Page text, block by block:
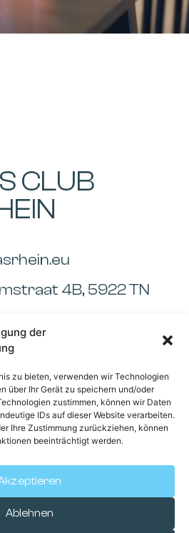
der
zu bieten, verwenden wir Technologien
über Ihr Gerät zu speichern und/oder
zustimmen, können wir Daten
IDs auf dieser Website verarbeiten.
Ihre Zustimmung zurückziehen, können
beeinträchtigt werden.
Ablehnen
CLUB
4B, 5922 TN
Mitglied werden
BC Maas-Rhein-
App
Kontakt